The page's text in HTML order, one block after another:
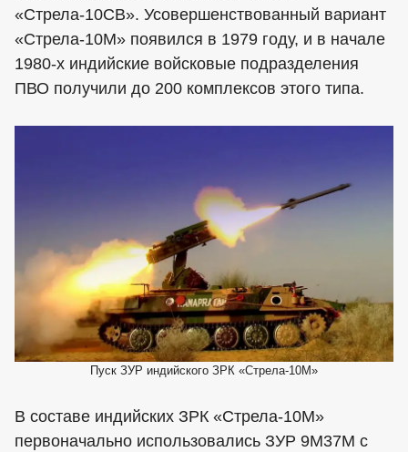
«Стрела-10СВ». Усовершенствованный вариант
«Стрела-10М» появился в 1979 году, и в начале
1980-х индийские войсковые подразделения
ПВО получили до 200 комплексов этого типа.
Пуск ЗУР индийского ЗРК «Стрела-10М»
В составе индийских ЗРК «Стрела-10М»
первоначально использовались ЗУР 9М37М с